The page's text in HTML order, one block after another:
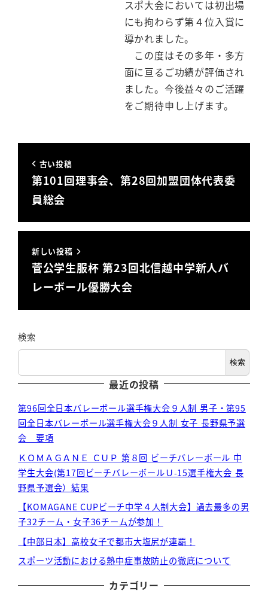
スポ大会においては初出場
にも拘わらず第４位入賞に
導かれました。
この度はその多年・多方
面に亘るご功績が評価され
ました。今後益々のご活躍
をご期待申し上げます。
古い投稿
第101回理事会、第28回加盟団体代表委
員総会
新しい投稿
菅公学生服杯 第23回北信越中学新人バ
レーボール優勝大会
検索
検索
最近の投稿
第96回全日本バレーボール選手権大会９人制 男子・第95
回全日本バレーボール選手権大会９人制 女子 長野県予選
会 要項
ＫＯＭＡＧＡＮＥ ＣＵＰ 第８回 ビーチバレーボール 中
学生大会(第17回ビーチバレーボールＵ-15選手権大会 長
野県予選会）結果
【KOMAGANE CUPビーチ中学４人制大会】過去最多の男
子32チーム・女子36チームが参加！
【中部日本】高校女子で都市大塩尻が連覇！
スポーツ活動における熱中症事故防止の徹底について
カテゴリー